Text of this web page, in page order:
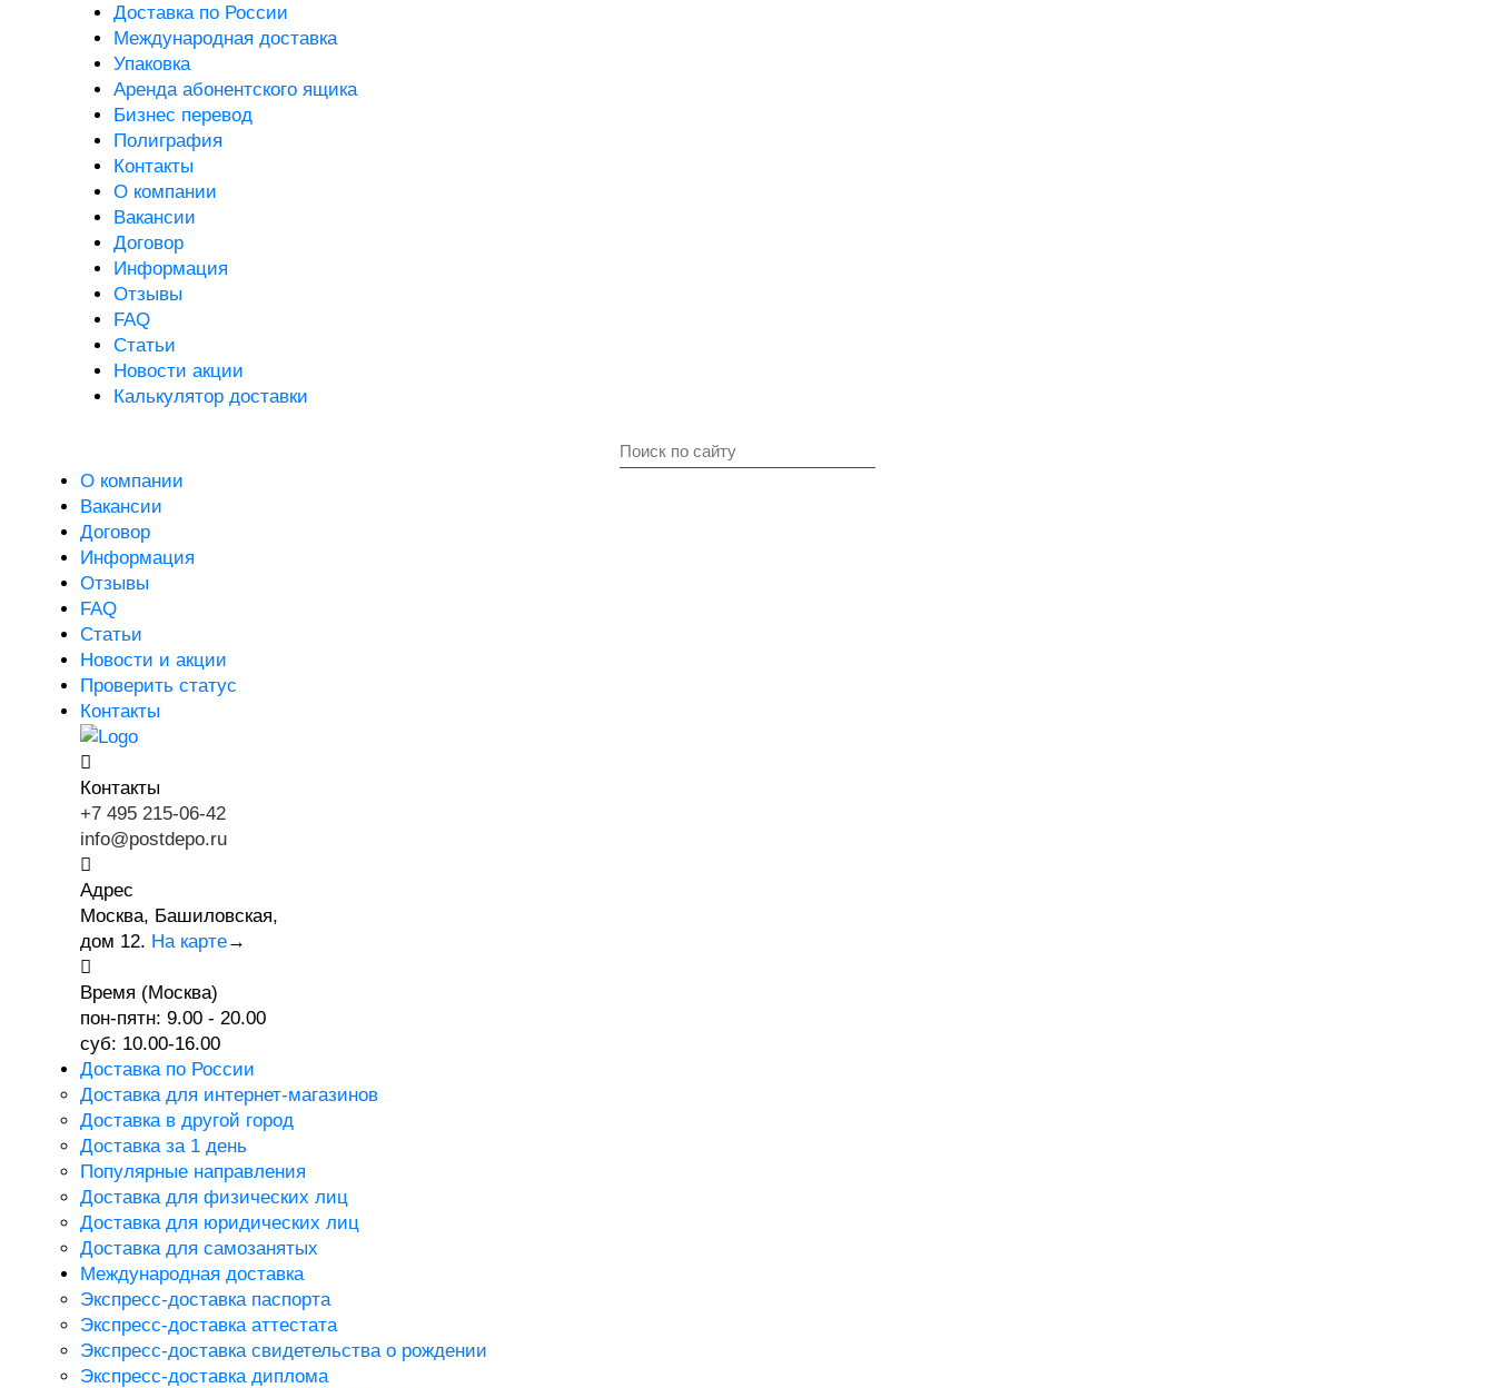
Доставка по России
Международная доставка
Упаковка
Аренда абонентского ящика
Бизнес перевод
Полиграфия
Контакты
О компании
Вакансии
Договор
Информация
Отзывы
FAQ
Статьи
Новости акции
Калькулятор доставки
О компании
Вакансии
Договор
Информация
Отзывы
FAQ
Статьи
Новости и акции
Проверить статус
Контакты
Контакты
+7 495 215-06-42
info@postdepo.ru
Адрес
Москва, Башиловская,
дом 12. На карте→
Время (Москва)
пон-пятн: 9.00 - 20.00
суб: 10.00-16.00
Доставка по России
Доставка для интернет-магазинов
Доставка в другой город
Доставка за 1 день
Популярные направления
Доставка для физических лиц
Доставка для юридических лиц
Доставка для самозанятых
Международная доставка
Экспресс-доставка паспорта
Экспресс-доставка аттестата
Экспресс-доставка свидетельства о рождении
Экспресс-доставка диплома